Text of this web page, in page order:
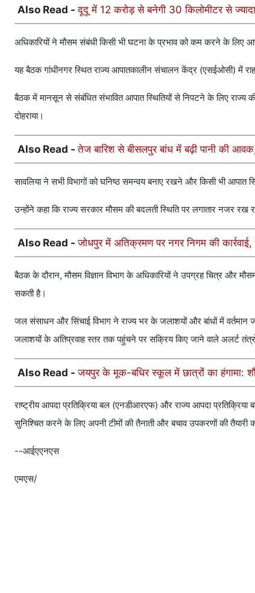
Also Read -दूदू में 12 करोड़ से बनेगी 30 किलोमीटर से
अधिकारियों ने मौसम संबंधी किसी भी घटना के प्रभाव को कम करने के लिए
यह बैठक गांधीनगर स्थित राज्य आपातकालीन संचालन केंद्र (एसईओसी) में
बैठक में मानसून से संबंधित संभावित आपात स्थितियों से निपटने के लिए राज्य
दोहराया।
Also Read -तेज बारिश से बीसलपुर बांध में बढ़ी पानी की
सावलिया ने सभी विभागों को घनिष्ठ समन्वय बनाए रखने और किसी भी
उन्होंने कहा कि राज्य सरकार मौसम की बदलती स्थिति पर लगातार नजर रख
Also Read -जोधपुर में अतिक्रमण पर नगर निगम की
बैठक के दौरान, मौसम विज्ञान विभाग के अधिकारियों ने उपग्रह चित्र और
सकती है।
जल संसाधन और सिंचाई विभाग ने राज्य भर के जलाशयों और बांधों में
जलाशयों के अतिप्रवाह स्तर तक पहुंचने पर सक्रिय किए जाने वाले अलर्ट
Also Read -जयपुर के मूक-बधिर स्कूल में छात्रों का हंगामा:
राष्ट्रीय आपदा प्रतिक्रिया बल (एनडीआरएफ) और राज्य आपदा
सुनिश्चित करने के लिए अपनी टीमों की तैनाती और बचाव उपकरणों की तैयारी
--आईएएनएस
एमएस/